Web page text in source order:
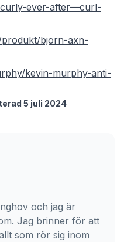
ever-after—curl-
produkt/bjorn-axn-
kevin-murphy-anti-
5 juli 2024
och jag är
Jag brinner för att
som rör sig inom